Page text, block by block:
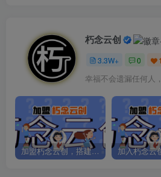
朽念云创
3.3W+ 0 1
幸福不会遗漏任何人
加盟朽念云创，搭建同款项目资源站，实现日入2000+